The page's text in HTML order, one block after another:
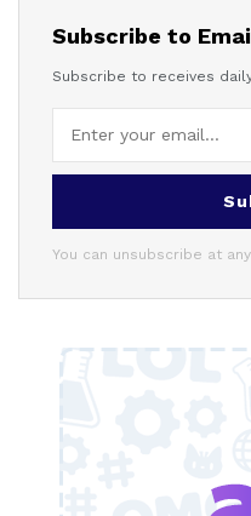
Subscribe to
Subscribe to receives
You can unsubscribe at